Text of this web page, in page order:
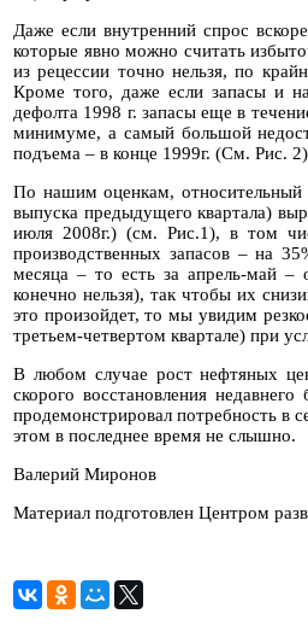
Даже если внутренний спрос
которые явно можно считать
из рецессии точно нельзя, по
Кроме того, даже если запасы и
дефолта 1998 г. запасы еще в
минимуме, а самый большой
подъема – в конце 1999г. (См. Рис.
По нашим оценкам, относительный
выпуска предыдущего квартала)
июля 2008г.) (см. Рис.1), в том
производственных запасов – на
месяца – то есть за апрель-май
конечно нельзя), так чтобы их
это произойдет, то мы увидим
третьем-четвертом квартале) при
В любом случае рост нефтяных цен
скорого восстановления
продемонстрировал потребность в
этом в последнее время не слышно.
Валерий Миронов
Материал подготовлен Центром